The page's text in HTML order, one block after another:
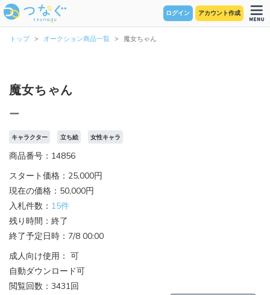
ログイン アカウント作成
トップ オークション商品一覧 魔女ちゃん
魔女ちゃん
ー
キャラクター 立ち絵 女性キャラ
商品番号：14856
スタート価格：25,000円
現在の価格：50,000円
入札件数： 15件
残り時間：終了
終了予定日時：7/8 00:00
成人向け使用： 可
自動ダウンロード可
閲覧回数：3431回